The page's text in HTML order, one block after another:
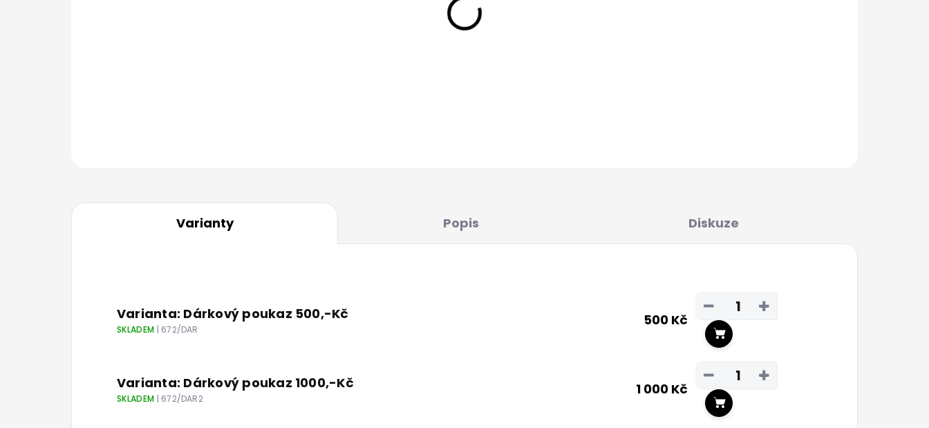
Varianty Popis Diskuze
Varianta: Dárkový poukaz 500,-Kč
SKLADEM | 672/DAR
500 Kč
+
−
Do košíku
Varianta: Dárkový poukaz 1000,-Kč
SKLADEM | 672/DAR2
1 000 Kč
+
−
Do košíku